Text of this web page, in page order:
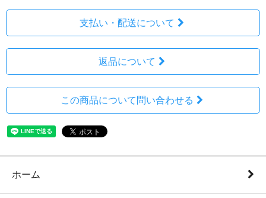
支払い・配送について
返品について
この商品について問い合わせる
ホーム